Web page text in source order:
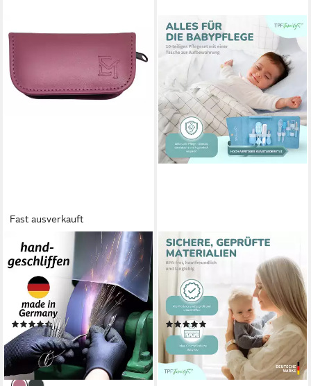
Fast ausverkauft
ELOMODA
Maniküre-Kosmetik-Etui 5-tlg
Maniküre-Set aus Echtleder –
Made in Germany, Solingen
Instrume, 5 tlg., Made in
Germany (6)
15,99 € UVP39,99 €
-60%
lieferbar - in 4-5 Werktagen bei dir
TPFFAMILY
Babypflege-Set Neugeborene
inkl. aller Pflegeartikel, 10 tlg.,
10-tlg. Erstausstattung fürs
Baby - Schönes Geschenkset
zur Geburt
5,99 €
lieferbar - in 4-5 Werktagen bei dir